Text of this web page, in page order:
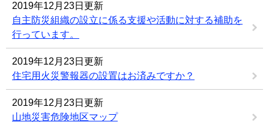
2019年12月23日更新
自主防災組織の設立に係る支援や活動に対する補助を
行っています。
2019年12月23日更新
住宅用火災警報器の設置はお済みですか？
2019年12月23日更新
山地災害危険地区マップ